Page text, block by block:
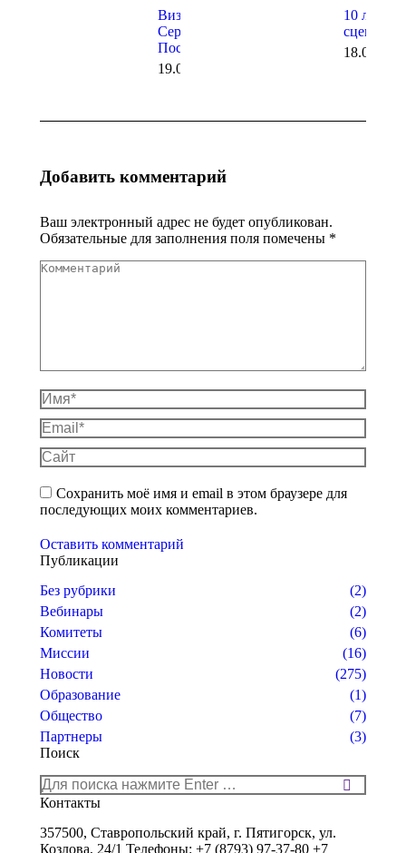
Визит в
Сергиев
Посад
19.06.2026
10 лет на
сцене!
Добавить комментарий
Ваш электронный адрес не будет опубликован.
Обязательные для заполнения поля помечены *
Комментарий
Имя *
Email *
Сайт
Сохранить моё имя и email в этом браузере для
последующих моих комментариев.
Оставить комментарий
Публикации
Без рубрики
(2)
Вебинары
(2)
Комитеты
(6)
Миссии
(16)
Новости
(275)
Образование
(1)
Общество
(7)
Партнеры
(3)
Поиск
Поиск:
Контакты
357500, Ставропольский край, г. Пятигорск, ул.
Козлова, 24/1 Телефоны: +7 (8793) 97-37-80 +7